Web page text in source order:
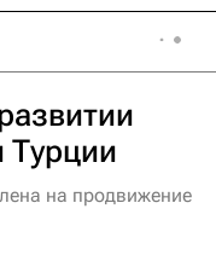
Турции
на продвижение